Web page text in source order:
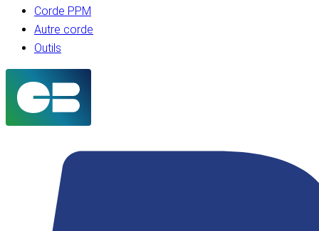
Corde PPM
Autre corde
Outils